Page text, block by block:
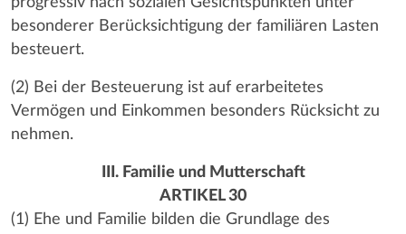
besonderer Berücksichtigung der familiären Lasten
besteuert.
(2) Bei der Besteuerung ist auf erarbeitetes
Vermögen und Einkommen besonders Rücksicht zu
nehmen.
III. Familie und Mutterschaft
ARTIKEL 30
(1) Ehe und Familie bilden die Grundlage des